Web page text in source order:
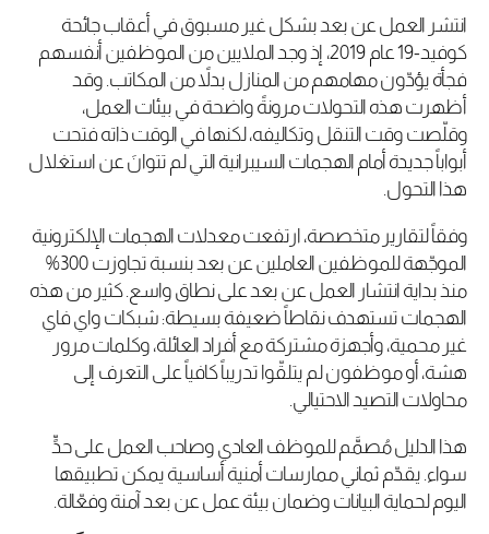
انتشر العمل عن بعد بشكل غير مسبوق في أعقاب جائحة
كوفيد-19 عام 2019، إذ وجد الملايين من الموظفين أنفسهم
فجأة يؤدّون مهامهم من المنازل بدلاً من المكاتب. وقد
أظهرت هذه التحولات مرونةً واضحة في بيئات العمل،
وقلّصت وقت التنقل وتكاليفه، لكنها في الوقت ذاته فتحت
أبواباً جديدة أمام الهجمات السيبرانية التي لم تتوانَ عن استغلال
هذا التحول.
وفقاً لتقارير متخصصة، ارتفعت معدلات الهجمات الإلكترونية
الموجّهة للموظفين العاملين عن بعد بنسبة تجاوزت 300%
منذ بداية انتشار العمل عن بعد على نطاق واسع. كثير من هذه
الهجمات تستهدف نقاطاً ضعيفة بسيطة: شبكات واي فاي
غير محمية، وأجهزة مشتركة مع أفراد العائلة، وكلمات مرور
هشة، أو موظفون لم يتلقّوا تدريباً كافياً على التعرف إلى
محاولات التصيد الاحتيالي.
هذا الدليل مُصمَّم للموظف العادي وصاحب العمل على حدٍّ
سواء. يقدّم ثماني ممارسات أمنية أساسية يمكن تطبيقها
اليوم لحماية البيانات وضمان بيئة عمل عن بعد آمنة وفعّالة.